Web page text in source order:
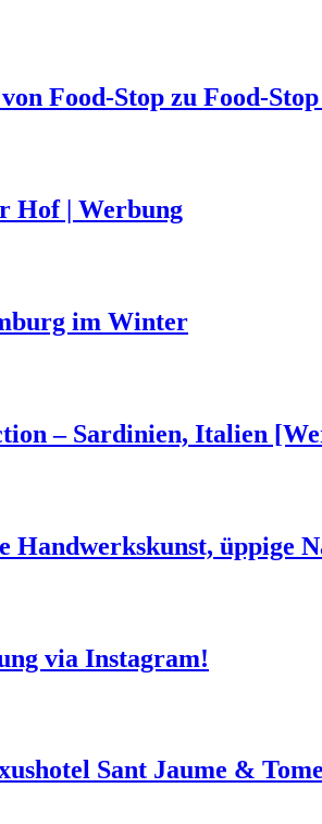
Food-Stop zu Food-
Hof | Werbung
im Winter
– Sardinien, Italien
üppige
via Instagram!
Sant Jaume &